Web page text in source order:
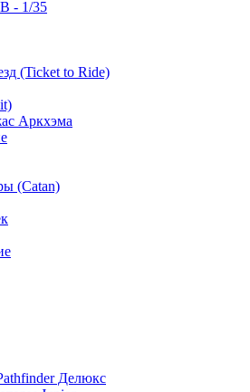
- 1/35
(Ticket to Ride)
Аркхэма
(Catan)
Делюкс